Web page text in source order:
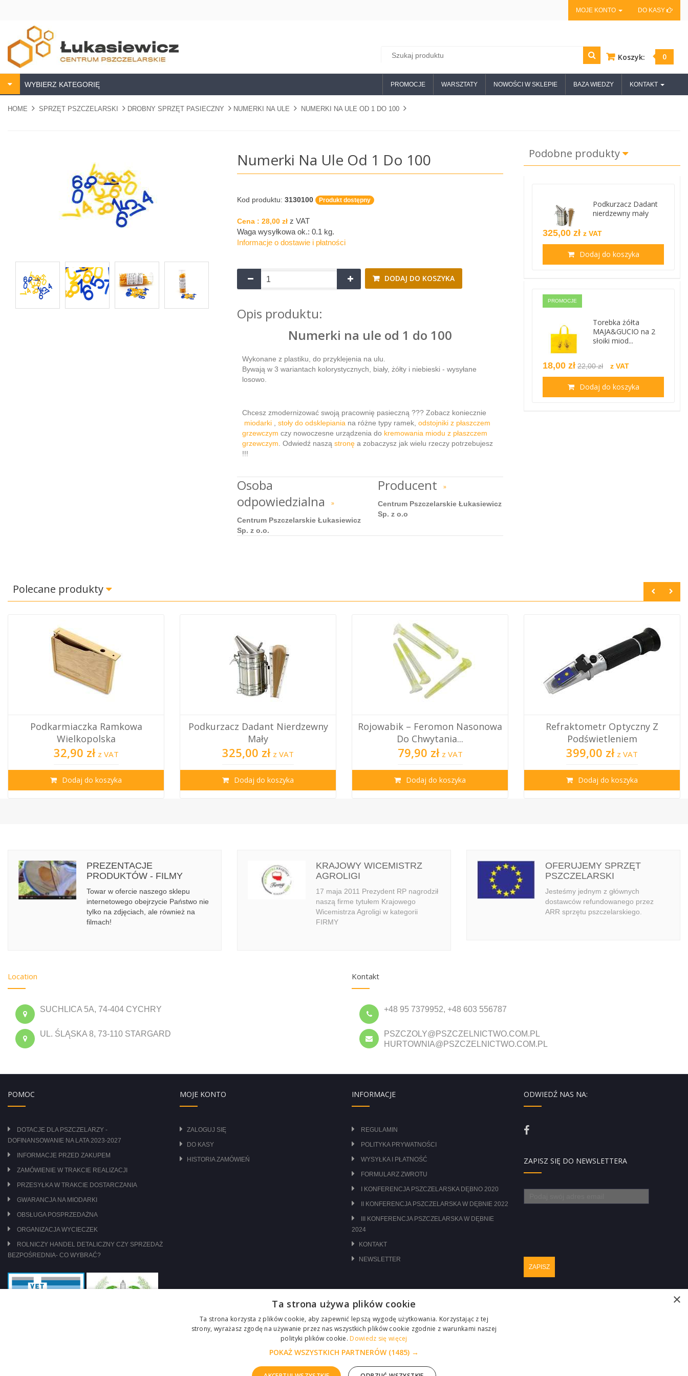
MOJE KONTO DO KASY
Koszyk: 0
PROMOCJE WARSZTATY NOWOŚCI W SKLEPIE BAZA WIEDZY KONTAKT
WYBIERZ KATEGORIĘ
HOME SPRZĘT PSZCZELARSKI DROBNY SPRZĘT PASIECZNY NUMERKI NA ULE NUMERKI NA ULE OD 1 DO 100
Numerki Na Ule Od 1 Do 100
Kod produktu: 3130100 Produkt dostępny
Cena : 28,00 zł z VAT
Waga wysyłkowa ok.: 0.1 kg.
Informacje o dostawie i płatności
DODAJ DO KOSZYKA
Opis produktu:
Numerki na ule od 1 do 100
Wykonane z plastiku, do przyklejenia na ulu.
Bywają w 3 wariantach kolorystycznych, biały, żółty i niebieski - wysyłane
losowo.
Chcesz zmodernizować swoją pracownię pasieczną ??? Zobacz koniecznie
miodarki, stoły do odsklepiania na różne typy ramek, odstojniki z płaszczem
grzewczym czy nowoczesne urządzenia do kremowania miodu z płaszczem
grzewczym . Odwiedź naszą stronęa zobaczysz jak wielu rzeczy potrzebujesz
!!!
Osoba
odpowiedzialna
»
Centrum Pszczelarskie Łukasiewicz
Sp. z o.o.
Producent »
Centrum Pszczelarskie Łukasiewicz
Sp. z o.o
Podobne produkty
Podkurzacz Dadant
nierdzewny mały
325,00 zł z VAT
Dodaj do koszyka
PROMOCJE
Torebka żółta
MAJA&GUCIO na 2
słoiki miod...
18,00 zł 22,00 zł z VAT
Dodaj do koszyka
Polecane produkty
Podkurzacz Dadant Nierdzewny
Mały
325,00 zł z VAT
Dodaj do koszyka
Rojowabik – Feromon Nasonowa
Do Chwytania...
79,90 zł z VAT
Dodaj do koszyka
Refraktometr Optyczny Z
Podświetleniem
399,00 zł z VAT
Dodaj do koszyka
Sito Podwójne Do Miodu,
Nierdzewne, Wypuk...
110,00 zł z VAT
Dodaj do koszyka
PREZENTACJE
PRODUKTÓW - FILMY
Towar w ofercie naszego sklepu
internetowego obejrzycie Państwo nie
tylko na zdjęciach, ale również na
filmach!
KRAJOWY WICEMISTRZ
AGROLIGI
17 maja 2011 Prezydent RP nagrodził
naszą firme tytułem Krajowego
Wicemistrza Agroligi w kategorii
FIRMY
OFERUJEMY SPRZĘT
PSZCZELARSKI
Jesteśmy jednym z głównych
dostawców refundowanego przez
ARR sprzętu pszczelarskiego.
Location
SUCHLICA 5A, 74-404 CYCHRY
UL. ŚLĄSKA 8, 73-110 STARGARD
Kontakt
+48 95 7379952, +48 603 556787
PSZCZOLY@PSZCZELNICTWO.COM.PL
HURTOWNIA@PSZCZELNICTWO.COM.PL
POMOC
DOTACJE DLA PSZCZELARZY -
DOFINANSOWANIE NA LATA 2023-2027
INFORMACJE PRZED ZAKUPEM
ZAMÓWIENIE W TRAKCIE REALIZACJI
PRZESYŁKA W TRAKCIE DOSTARCZANIA
GWARANCJA NA MIODARKI
OBSŁUGA POSPRZEDAŻNA
ORGANIZACJA WYCIECZEK
ROLNICZY HANDEL DETALICZNY CZY SPRZEDAŻ
BEZPOŚREDNIA- CO WYBRAĆ?
MOJE KONTO
ZALOGUJ SIĘ
DO KASY
HISTORIA ZAMÓWIEŃ
INFORMACJE
REGULAMIN
POLITYKA PRYWATNOŚCI
WYSYŁKA I PŁATNOŚĆ
FORMULARZ ZWROTU
I KONFERENCJA PSZCZELARSKA DĘBNO 2020
II KONFERENCJA PSZCZELARSKA W DĘBNIE 2022
III KONFERENCJA PSZCZELARSKA W DĘBNIE
2024
KONTAKT
NEWSLETTER
ODWIEDŹ NAS NA:
ZAPISZ SIĘ DO NEWSLETTERA
×
Ta strona używa plików cookie
Ta strona korzysta z plików cookie, aby zapewnić lepszą wygodę użytkowania. Korzystając z tej
strony, wyrażasz zgodę na używanie przez nas wszystkich plików cookie zgodnie z warunkami naszej
polityki plików cookie. Dowiedz się więcej
POKAŻ WSZYSTKICH PARTNERÓW (1485) →